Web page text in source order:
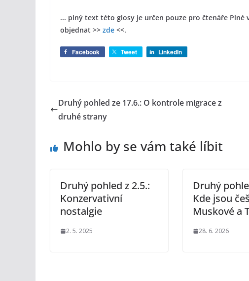
... plný text této glosy je určen pouze pro čtenáře Plné
objednat >> zde <<.
Facebook Tweet LinkedIn
Druhý pohled ze 17.6.: O kontrole migrace z
druhé strany
Mohlo by se vám také líbit
Druhý pohled z 2.5.:
Konzervativní
nostalgie
2. 5. 2025
Druhý
Kde jsou
Muskové a
28. 6. 2026